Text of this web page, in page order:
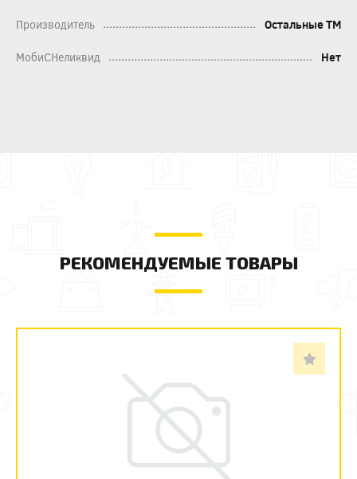
Производитель Остальные ТМ
МобиСНеликвид Нет
РЕКОМЕНДУЕМЫЕ ТОВАРЫ